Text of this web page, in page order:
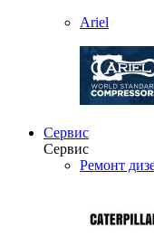
Ariel
Сервис
Сервис
Ремонт